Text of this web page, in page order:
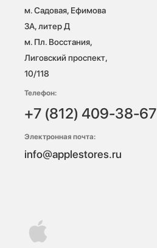
м. Садовая, Ефимова
3А, литер Д
м. Пл. Восстания,
Лиговский проспект,
10/118
Телефон:
+7 (812) 409-38-67
Электронная почта:
info@applestores.ru